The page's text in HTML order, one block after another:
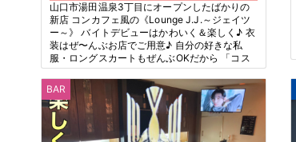
山口市湯田温泉3丁目にオープンしたばかりの
新店 コンカフェ風の《Lounge J.J.～ジェイツ
ー～》 バイトデビューはかわいく＆楽しく♪ 衣
装はぜ〜んぶお店でご用意♪ 自分の好きな私
服・ロングスカートもぜんぶOKだから 「コス
プレはちょっと…」そんな子も安心してね◎ ＼
系列人気店《R.R.》も同時募集中！／ 現在、超
特別待遇の体験キャンペーン中！ さらに【無料
送迎付き】でラクラク通勤♪ 新店ならではの高
待遇＆自由さで あなたの“やってみたい”を応援
します！
BAR